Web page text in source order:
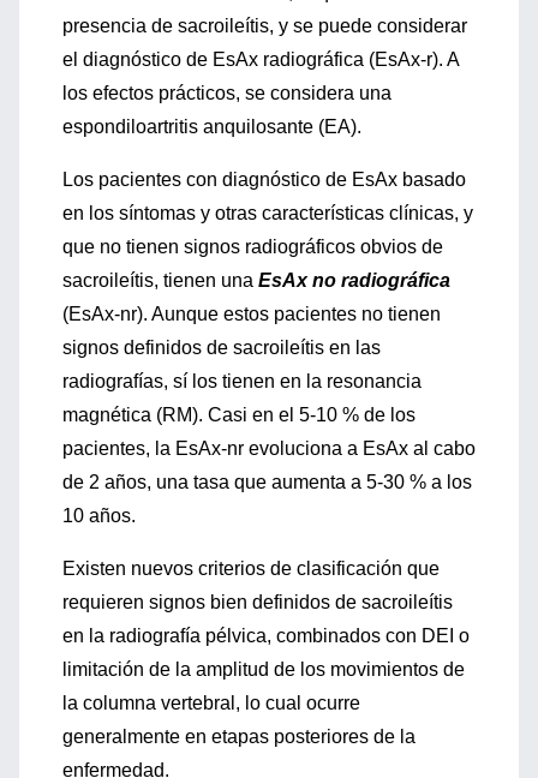
presencia de sacroileítis, y se puede considerar
el diagnóstico de EsAx radiográfica (EsAx-r). A
los efectos prácticos, se considera una
espondiloartritis anquilosante (EA).
Los pacientes con diagnóstico de EsAx basado
en los síntomas y otras características clínicas, y
que no tienen signos radiográficos obvios de
sacroileítis, tienen una EsAx no radiográfica
(EsAx-nr). Aunque estos pacientes no tienen
signos definidos de sacroileítis en las
radiografías, sí los tienen en la resonancia
magnética (RM). Casi en el 5-10 % de los
pacientes, la EsAx-nr evoluciona a EsAx al cabo
de 2 años, una tasa que aumenta a 5-30 % a los
10 años.
Existen nuevos criterios de clasificación que
requieren signos bien definidos de sacroileítis
en la radiografía pélvica, combinados con DEI o
limitación de la amplitud de los movimientos de
la columna vertebral, lo cual ocurre
generalmente en etapas posteriores de la
enfermedad.